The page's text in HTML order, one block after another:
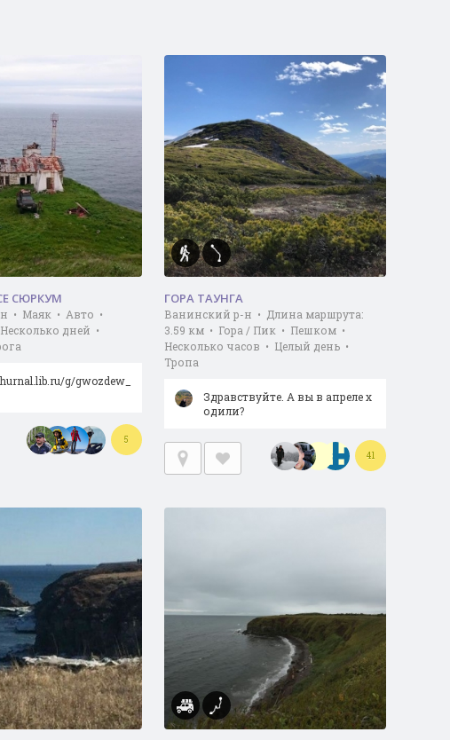
СЮРКУМ
• Маяк • Авто •
дней •
g/gwozdew_
5
ГОРА ТАУНГА
Ванинский р-н • Длина маршрута:
3.59 км • Гора / Пик • Пешком •
Несколько часов • Целый день •
Тропа
Здравствуйте. А вы в апреле х
одили?
41